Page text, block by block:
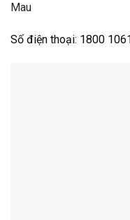
Mau
Số điện thoại: 1800